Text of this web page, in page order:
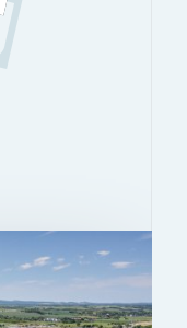
ZGRADA 1